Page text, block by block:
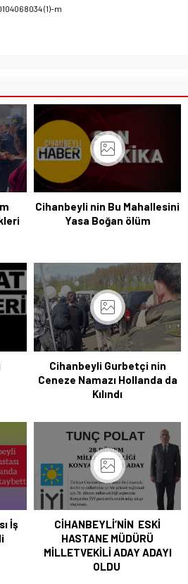
(1)-m
Cihanbeyli nin Bu Mahallesini
Yasa Boğan ölüm
Cihanbeyli Gurbetçi nin
Ceneze Namazı Hollanda da
Kılındı
İş
CİHANBEYLİ’NİN ESKİ
HASTANE MÜDÜRÜ
MİLLETVEKİLİ ADAY ADAYI
OLDU